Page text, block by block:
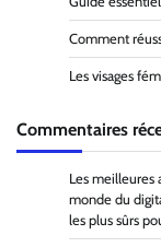
Comment
Les visages
Commentaires
Les meilleures
monde du
les plus sûrs